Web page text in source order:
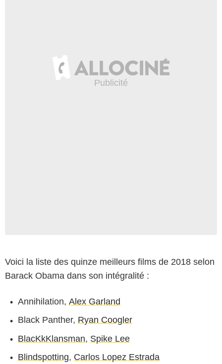
Voici la liste des quinze meilleurs films de 2018 selon
Barack Obama dans son intégralité :
Annihilation, Alex Garland
Black Panther, Ryan Coogler
BlacKkKlansman, Spike Lee
Blindspotting, Carlos Lopez Estrada